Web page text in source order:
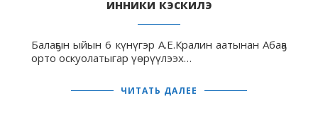
инники кэскилэ
Балаҕын ыйын 6 күнүгэр А.Е.Кралин аатынан Абаҕа
орто оскуолатыгар үөрүүлээх…
ЧИТАТЬ ДАЛЕЕ